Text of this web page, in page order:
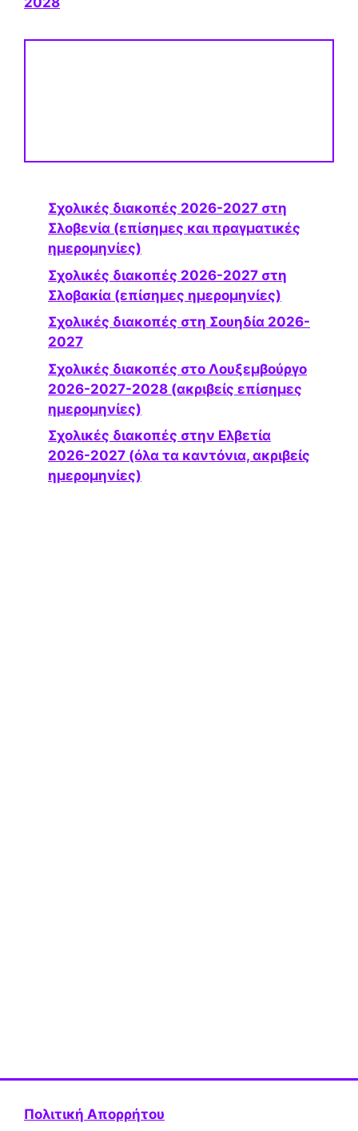
Σχολικές διακοπές 2026-2027 στη
Σλοβενία ​​(επίσημες και πραγματικές
ημερομηνίες)
Σχολικές διακοπές 2026-2027 στη
Σλοβακία (επίσημες ημερομηνίες)
Σχολικές διακοπές στη Σουηδία 2026-
2027
Σχολικές διακοπές στο Λουξεμβούργο
2026-2027-2028 (ακριβείς επίσημες
ημερομηνίες)
Σχολικές διακοπές στην Ελβετία
2026-2027 (όλα τα καντόνια, ακριβείς
ημερομηνίες)
Πολιτική Απορρήτου